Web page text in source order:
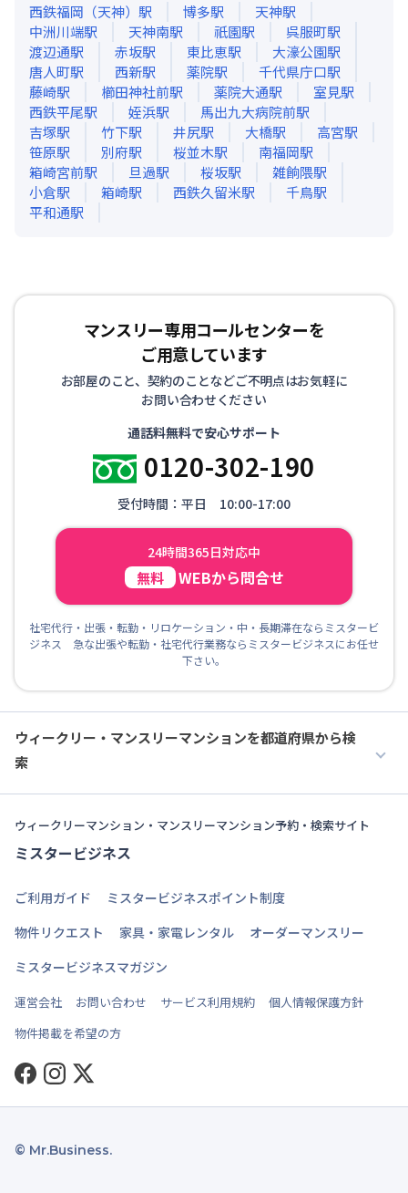
西鉄福岡（天神） 駅 博多駅 天神駅
中洲川端駅 天神南駅 祇園駅 呉服町駅
渡辺通駅 赤坂駅 東比恵駅 大濠公園駅
唐人町駅 西新駅 薬院駅 千代県庁口駅
藤崎駅 櫛田神社前駅 薬院大通駅 室見駅
西鉄平尾駅 姪浜駅 馬出九大病院前駅
吉塚駅 竹下駅 井尻駅 大橋駅 高宮駅
笹原駅 別府駅 桜並木駅 南福岡駅
箱崎宮前駅 旦過駅 桜坂駅 雑餉隈駅
小倉駅 箱崎駅 西鉄久留米駅 千鳥駅
平和通駅
マンスリー専用コールセンターを
ご用意しています
お部屋のこと、契約のことなどご不明点はお気軽に
お問い合わせください
通話料無料で安心サポート
0120-302-190
受付時間：平日 10:00-17:00
24時間365日対応中
無料 WEBから問合せ
社宅代行・出張・転勤・リロケーション・中・長期滞在ならミスタービ
ジネス 急な出張や転勤・社宅代行業務ならミスタービジネスにお任せ
下さい。
ウィークリー・マンスリーマンションを都道府県から検
索
ウィークリーマンション・マンスリーマンション予約・検索サイト
ミスタービジネス
ご利用ガイド
ミスタービジネスポイント制度
物件リクエスト
家具・家電レンタル
オーダーマンスリー
ミスタービジネスマガジン
運営会社 お問い合わせ サービス利用規約
個人情報保護方針
物件掲載を希望の方
Facebook
Instagram
Twitter
© Mr.Business.